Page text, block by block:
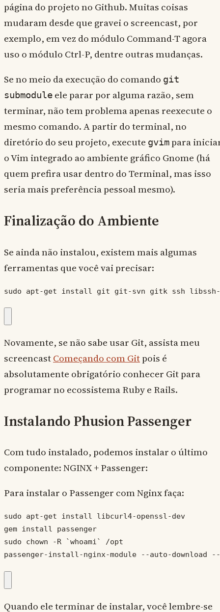
página do projeto no Github. Muitas coisas
mudaram desde que gravei o screencast, por
exemplo, em vez do módulo Command-T agora
uso o módulo Ctrl-P, dentre outras mudanças.
Se no meio da execução do comando git
submodule ele parar por alguma razão, sem
terminar, não tem problema apenas reexecute o
mesmo comando. A partir do terminal, no
diretório do seu projeto, execute gvim para
o Vim integrado ao ambiente gráfico Gnome (há
quem prefira usar dentro do Terminal, mas isso
seria mais preferência pessoal mesmo).
Finalização do Ambiente
Se ainda não instalou, existem mais algumas
ferramentas que você vai precisar:
sudo apt-get install git git-svn gitk ssh libssh-
Novamente, se não sabe usar Git, assista meu
screencastComeçando com Gitpois é
absolutamente obrigatório conhecer Git para
programar no ecossistema Ruby e Rails.
Instalando Phusion Passenger
Com tudo instalado, podemos instalar o último
componente: NGINX + Passenger:
Para instalar o Passenger com Nginx faça:
sudo apt-get install libcurl4-openssl-dev
gem install passenger
sudo chown -R `whoami` /opt
passenger-install-nginx-module --auto-download
Quando ele terminar de instalar, você lembre-se